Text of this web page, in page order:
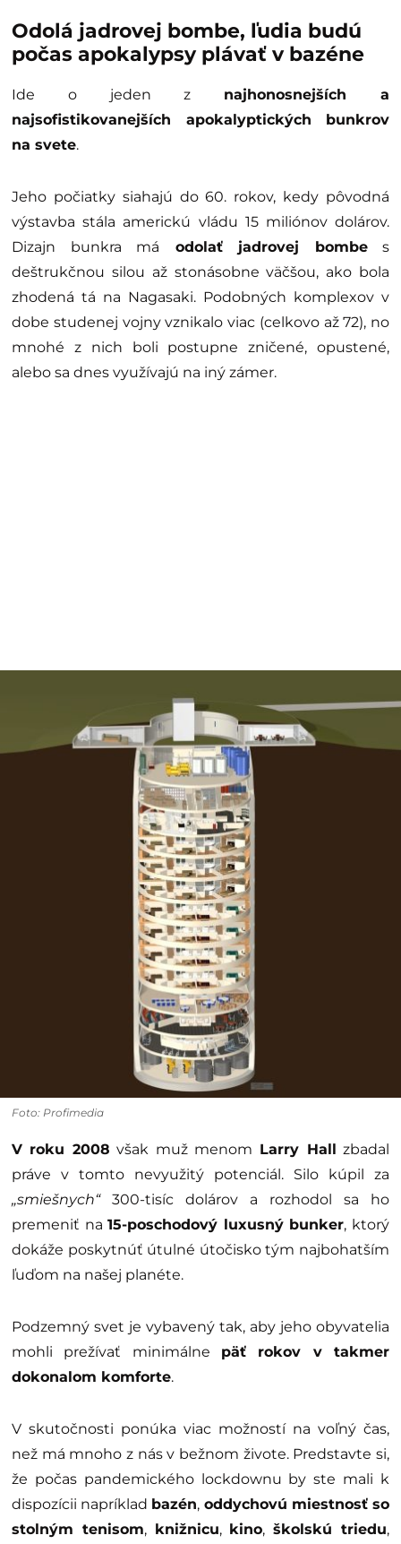
Odolá jadrovej bombe, ľudia budú
počas apokalypsy plávať v bazéne
Ide o jeden z najhonosnejších a
najsofistikovanejších apokalyptických bunkrov
na svete.
Jeho počiatky siahajú do 60. rokov, kedy pôvodná
výstavba stála americkú vládu 15 miliónov dolárov.
Dizajn bunkra má odolať jadrovej bombes
deštrukčnou silou až stonásobne väčšou, ako bola
zhodená tá na Nagasaki. Podobných komplexov v
dobe studenej vojny vznikalo viac (celkovo až 72), no
mnohé z nich boli postupne zničené, opustené,
alebo sa dnes využívajú na iný zámer.
Foto: Profimedia
V roku 2008 však muž menom Larry Hall zbadal
práve v tomto nevyužitý potenciál. Silo kúpil za
„smiešnych“300-tisíc dolárov a rozhodol sa ho
premeniť na15-poschodový luxusný bunker, ktorý
dokáže poskytnúť útulné útočisko tým najbohatším
ľuďom na našej planéte.
Podzemný svet je vybavený tak, aby jeho obyvatelia
mohli prežívať minimálne päť rokov v takmer
dokonalom komforte.
V skutočnosti ponúka viac možností na voľný čas,
než má mnoho z nás v bežnom živote. Predstavte si,
že počas pandemického lockdownu by ste mali k
dispozícii napríklad bazén, oddychovú miestnosť so
stolným tenisom, knižnicu, kino,školskú triedu,